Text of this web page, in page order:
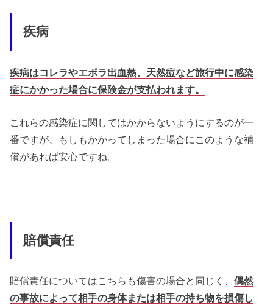
疾病
疾病はコレラやエボラ出血熱、天然痘など旅行中に感染
症にかかった場合に保険金が支払われます。
これらの感染症に関してはかからないようにするのが一
番ですが、もしもかかってしまった場合にこのような補
償があれば安心ですね。
賠償責任
賠償責任についてはこちらも傷害の場合と同じく、偶然
の事故によって相手の身体または相手の持ち物を損傷し